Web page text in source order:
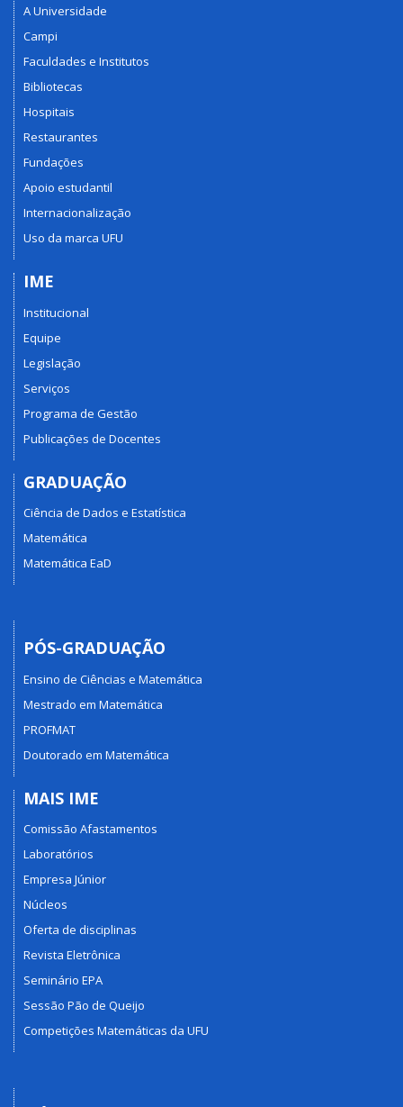
A Universidade
Campi
Faculdades e Institutos
Bibliotecas
Hospitais
Restaurantes
Fundações
Apoio estudantil
Internacionalização
Uso da marca UFU
IME
Institucional
Equipe
Legislação
Serviços
Programa de Gestão
Publicações de Docentes
GRADUAÇÃO
Ciência de Dados e Estatística
Matemática
Matemática EaD
PÓS-GRADUAÇÃO
Ensino de Ciências e Matemática
Mestrado em Matemática
PROFMAT
Doutorado em Matemática
MAIS IME
Comissão Afastamentos
Laboratórios
Empresa Júnior
Núcleos
Oferta de disciplinas
Revista Eletrônica
Seminário EPA
Sessão Pão de Queijo
Competições Matemáticas da UFU